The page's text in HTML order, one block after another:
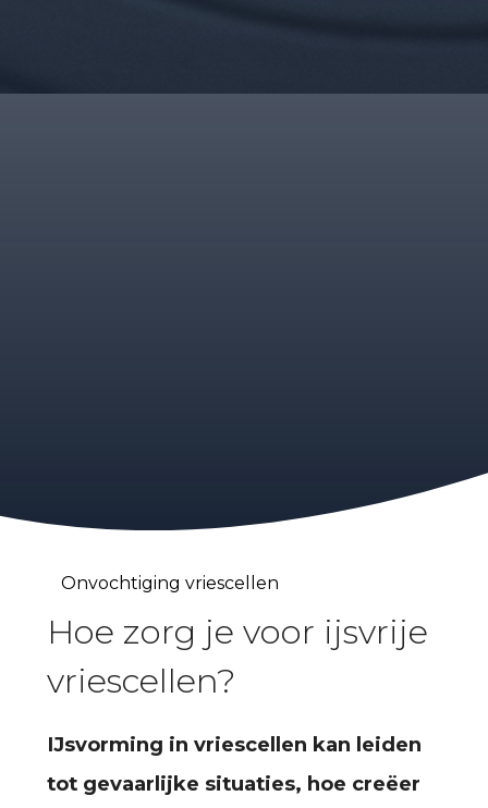
Onvochtiging vriescellen
Hoe zorg je voor ijsvrije
vriescellen?
IJsvorming in vriescellen kan leiden
tot gevaarlijke situaties, hoe creëer